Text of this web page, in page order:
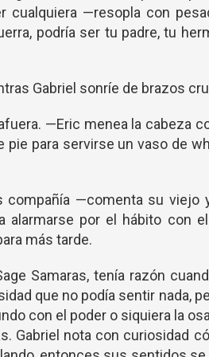
cualquiera —resopla con
podría ser tu padre, tu
Gabriel sonríe de brazos
—Eric menea la cabeza
pie para servirse un vaso de
—comenta su viejo
alarmarse por el hábito con
más tarde.
Samaras, tenía razón
que no podía sentir nada,
con el poder o siquiera la
Gabriel nota con curiosidad